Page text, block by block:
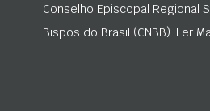
Conselho Episcopal Regional
Bispos do Brasil (CNBB). Ler